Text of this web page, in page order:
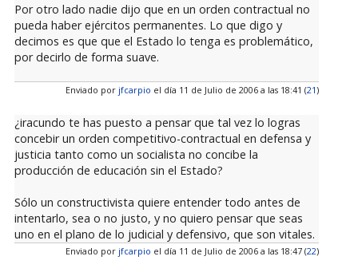
Por otro lado nadie dijo que en un orden contractual no
pueda haber ejércitos permanentes. Lo que digo y
decimos es que que el Estado lo tenga es problemático,
por decirlo de forma suave.
Enviado por jfcarpio el día 11 de Julio de 2006 a las 18:41 (21)
¿iracundo te has puesto a pensar que tal vez lo logras
concebir un orden competitivo-contractual en defensa y
justicia tanto como un socialista no concibe la
producción de educación sin el Estado?
Sólo un constructivista quiere entender todo antes de
intentarlo, sea o no justo, y no quiero pensar que seas
uno en el plano de lo judicial y defensivo, que son vitales.
Enviado por jfcarpio el día 11 de Julio de 2006 a las 18:47 (22)